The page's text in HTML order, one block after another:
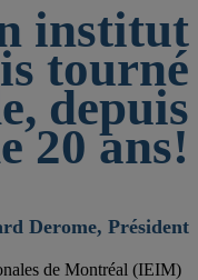
institut
tourné
depuis
20 ans!
Derome, Président
de Montréal (IEIM)